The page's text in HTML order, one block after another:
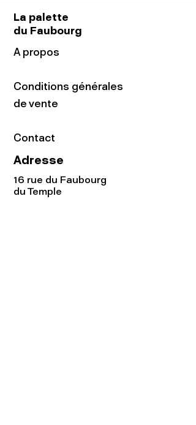
La palette
du Faubourg
A propos
Conditions générales
de vente
Contact
Adresse
16 rue du Faubourg
du Temple